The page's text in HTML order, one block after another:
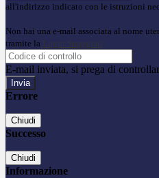
all'indirizzo indicato con le istruzioni
Non hai una e-mail associata al nome
tramite la Login Spaggiari
E-mail inviata, si prega di
Errore
Chiudi
Successo
Chiudi
Informazione